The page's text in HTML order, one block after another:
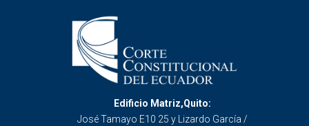
Edificio Matriz,Quito:
José Tamayo E10 25 y Lizardo García /